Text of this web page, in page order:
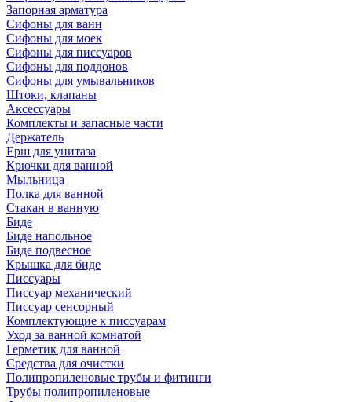
Запорная арматура
Сифоны для ванн
Сифоны для моек
Сифоны для писсуаров
Сифоны для поддонов
Сифоны для умывальников
Штоки, клапаны
Аксессуары
Комплекты и запасные части
Держатель
Ерш для унитаза
Крючки для ванной
Мыльница
Полка для ванной
Стакан в ванную
Биде
Биде напольное
Биде подвесное
Крышка для биде
Писсуары
Писсуар механический
Писсуар сенсорный
Комплектующие к писсуарам
Уход за ванной комнатой
Герметик для ванной
Средства для очистки
Полипропиленовые трубы и фитинги
Трубы полипропиленовые